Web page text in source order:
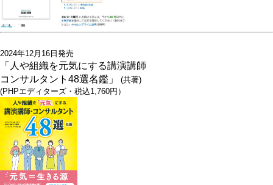
2024年12月16日発売
「人や組織を元気にする講演講師
コンサルタント48選名鑑」 (共著)
(PHPエディターズ・税込1,760円）